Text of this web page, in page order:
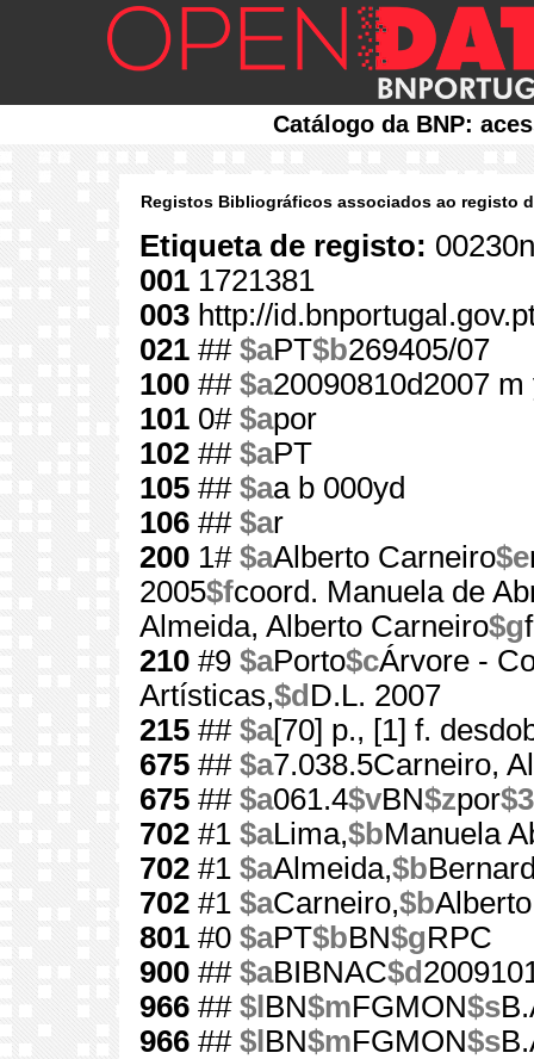
Catálogo da BNP:
Registos Bibliográficos associados ao registo
Etiqueta de registo:
001 1721381
003 http://
021 ## $aPT$b269405/07
100 ## $a20090810d2007
101 0# $apor
102 ## $aPT
105 ## $aa b 000yd
106 ## $ar
200 1# $aAlberto Carneiro$e
2005$fcoord. Manuela de
Almeida, Alberto Carneiro$g
210 #9 $aPorto$cÁrvore -
Artísticas,$d D.L. 2007
215 ## $a[70] p., [1] f.
675 ## $a7.038.5Carneiro,
675 ## $a061.4$vBN$zpor$3
702 #1 $aLima,$bManuela
702 #1 $aAlmeida,$b
702 #1 $aCarneiro,$b
801 #0 $aPT$bBN$gRPC
900 ## $aBIBNAC$d
966 ## $l BN$mFGMON$s
966 ## $l BN$mFGMON$s